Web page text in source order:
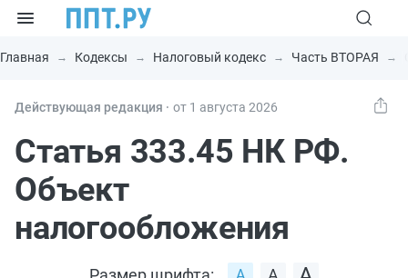
Главная Кодексы Налоговый кодекс Часть ВТОРАЯ
Действующая редакция ⸱ от 1 августа 2026
Статья 333.45 НК РФ.
Объект
налогообложения